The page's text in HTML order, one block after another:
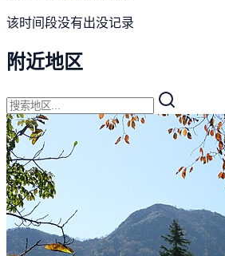
该时间段没有出没记录
附近地区